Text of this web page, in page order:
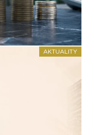
AKTUALITY